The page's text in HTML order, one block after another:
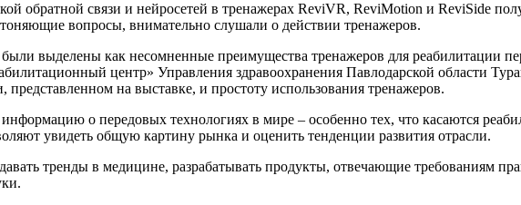
обратной связи и нейросетей в тренажерах ReviVR, ReviMotion и ReviSide
вопросы, внимательно слушали о действии тренажеров.
выделены как несомненные преимущества тренажеров для реабилитации
центр» Управления здравоохранения Павлодарской области
на выставке, и простоту использования тренажеров.
о передовых технологиях в мире – особенно тех, что касаются
увидеть общую картину рынка и оценить тенденции развития отрасли.
тренды в медицине, разрабатывать продукты, отвечающие требованиям